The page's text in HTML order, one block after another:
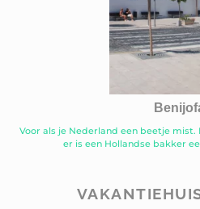
Voor als je Nederland een beetje
er is een Hollandse bakker